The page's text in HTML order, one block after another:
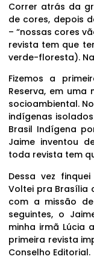
Correr atrás da
de cores, depois
– “nossas cores
revista tem que
verde-floresta).
Fizemos a
Reserva, em
socioambiental.
indígenas isolados
Brasil Indígena
Jaime inventou
toda revista tem
Dessa vez
Voltei pra Brasília
com a missão
seguintes, o
minha irmã Lúcia
primeira revista
Conselho Editorial.